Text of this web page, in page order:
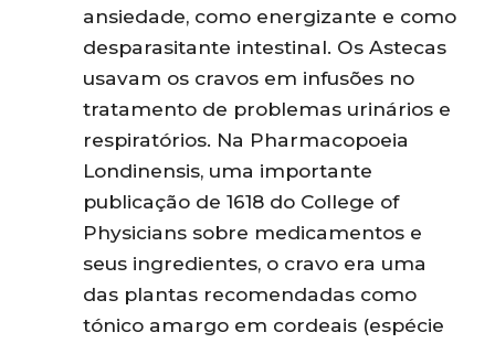
ansiedade, como energizante e como
desparasitante intestinal. Os Astecas
usavam os cravos em infusões no
tratamento de problemas urinários e
respiratórios. Na Pharmacopoeia
Londinensis, uma importante
publicação de 1618 do College of
Physicians sobre medicamentos e
seus ingredientes, o cravo era uma
das plantas recomendadas como
tónico amargo em cordeais (espécie